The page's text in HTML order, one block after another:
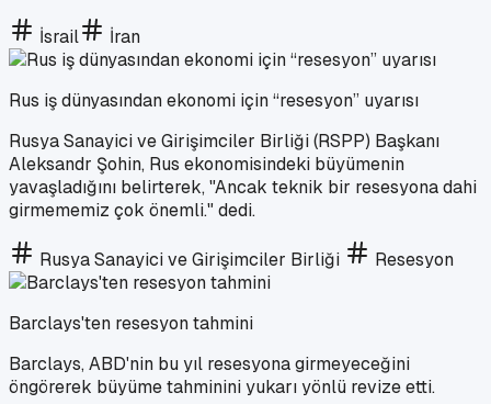
İsrail İran
Rus iş dünyasından ekonomi için “resesyon” uyarısı
Rusya Sanayici ve Girişimciler Birliği (RSPP) Başkanı
Aleksandr Şohin, Rus ekonomisindeki büyümenin
yavaşladığını belirterek, "Ancak teknik bir resesyona dahi
girmememiz çok önemli." dedi.
Rusya Sanayici ve Girişimciler Birliği Resesyon
Barclays'ten resesyon tahmini
Barclays, ABD'nin bu yıl resesyona girmeyeceğini
öngörerek büyüme tahminini yukarı yönlü revize etti.